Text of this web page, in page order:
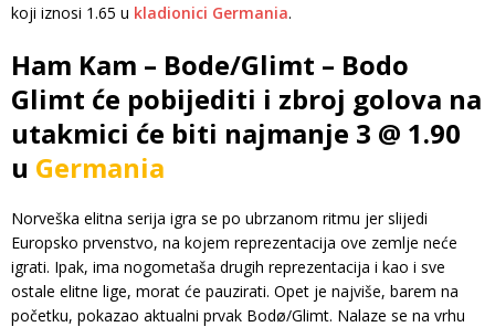
koji iznosi 1.65 u kladionici Germania.
Ham Kam – Bode/Glimt – Bodo
Glimt će pobijediti i zbroj golova na
utakmici će biti najmanje 3 @ 1.90
u Germania
Norveška elitna serija igra se po ubrzanom ritmu jer slijedi
Europsko prvenstvo, na kojem reprezentacija ove zemlje neće
igrati. Ipak, ima nogometaša drugih reprezentacija i kao i sve
ostale elitne lige, morat će pauzirati. Opet je najviše, barem na
početku, pokazao aktualni prvak Bodø/Glimt. Nalaze se na vrhu